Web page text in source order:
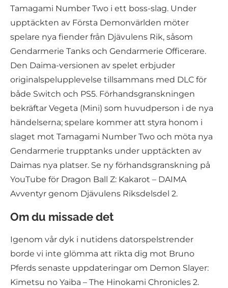
Tamagami Number Two i ett boss-slag. Under
upptäckten av Första Demonvärlden möter
spelare nya fiender från Djävulens Rik, såsom
Gendarmerie Tanks och Gendarmerie Officerare.
Den Daima-versionen av spelet erbjuder
originalspelupplevelse tillsammans med DLC för
både Switch och PS5. Förhandsgranskningen
bekräftar Vegeta (Mini) som huvudperson i de nya
händelserna; spelare kommer att styra honom i
slaget mot Tamagami Number Two och möta nya
Gendarmerie trupptanks under upptäckten av
Daimas nya platser. Se ny förhandsgranskning på
YouTube för Dragon Ball Z: Kakarot – DAIMA
Avventyr genom Djävulens Riksdelsdel 2.
Om du missade det
Igenom vår dyk i nutidens datorspelstrender
borde vi inte glömma att rikta dig mot Bruno
Pferds senaste uppdateringar om Demon Slayer:
Kimetsu no Yaiba – The Hinokami Chronicles 2.